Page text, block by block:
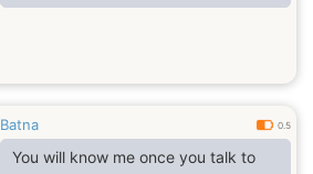
Batna 0.5
You will know me once you talk to